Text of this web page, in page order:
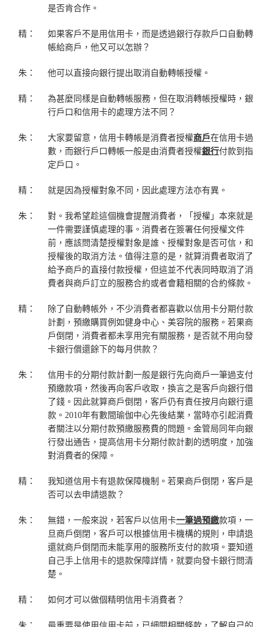
是否肯合作。
精：
如果客戶不是用信用卡，而是透過銀行存款戶口自動轉
帳給商戶，他又可以怎辦？
朱： 他可以直接向銀行提出取消自動轉帳授權。
精：
為甚麼同樣是自動轉帳服務，但在取消轉帳授權時，銀
行戶口和信用卡的處理方法不同？
朱： 大家要留意，信用卡轉帳是消費者授權商戶在信用卡過
數，而銀行戶口轉帳一般是由消費者授權銀行付款到指
定戶口。
精： 就是因為授權對象不同，因此處理方法亦有異。
朱：
對。我希望趁這個機會提醒消費者，「授權」本來就是
一件需要謹慎處理的事。消費者在簽署任何授權文件
前，應該問清楚授權對象是誰、授權對象是否可信，和
授權後的取消方法。值得注意的是，就算消費者取消了
給予商戶的直接付款授權，但這並不代表同時取消了消
費者與商戶訂立的服務合約或者會籍相關的合約條款。
精：
除了自動轉帳外，不少消費者都喜歡以信用卡分期付款
計劃，預繳購買例如健身中心、美容院的服務。若果商
戶倒閉，消費者都未享用完有關服務，是否就不用向發
卡銀行償還餘下的每月供款？
朱：
信用卡的分期付款計劃一般是銀行先向商戶一筆過支付
預繳款項，然後再向客戶收取，換言之是客戶向銀行借
了錢。因此就算商戶倒閉，客戶仍有責任按月向銀行還
款。2010年有數間瑜伽中心先後結業，當時亦引起消費
者關注以分期付款預繳服務費的問題。金管局同年向銀
行發出通告，提高信用卡分期付款計劃的透明度，加強
對消費者的保障。
精：
我知道信用卡有退款保障機制。若果商戶倒閉，客戶是
否可以去申請退款？
朱： 無錯，一般來說，若客戶以信用卡一筆過預繳款項，一
旦商戶倒閉，客戶可以根據信用卡機構的規則，申請退
還就商戶倒閉而未能享用的服務所支付的款項。要知道
自己手上信用卡的退款保障詳情，就要向發卡銀行問清
楚。
精： 如何才可以做個精明信用卡消費者？